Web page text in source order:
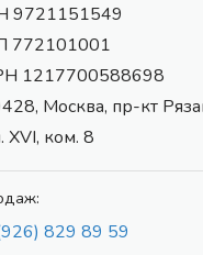
9721151549
772101001
1217700588698
Москва, пр-кт
XVI, ком. 8
829 89 59